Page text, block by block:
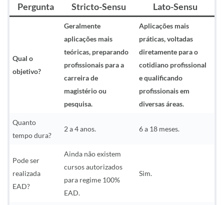
Pergunta Stricto-Sensu Lato-Sensu
Qual o
objetivo?
Geralmente
aplicações mais
teóricas, preparando
profissionais para a
carreira de
magistério ou
pesquisa.
Aplicações mais
práticas, voltadas
diretamente para o
cotidiano profissional
e qualificando
profissionais em
diversas áreas.
Quanto
tempo dura?
2 a 4 anos. 6 a 18 meses.
Pode ser
realizada
EAD?
Ainda não existem
cursos autorizados
para regime 100%
EAD.
Sim.